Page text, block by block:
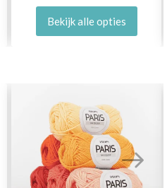
Bekijk alle opties